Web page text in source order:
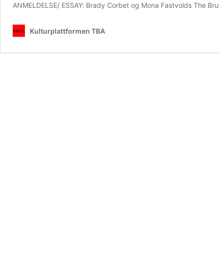
ANMELDELSE/ ESSAY: Brady Corbet og Mona Fastvolds The
Kulturplattformen TBA